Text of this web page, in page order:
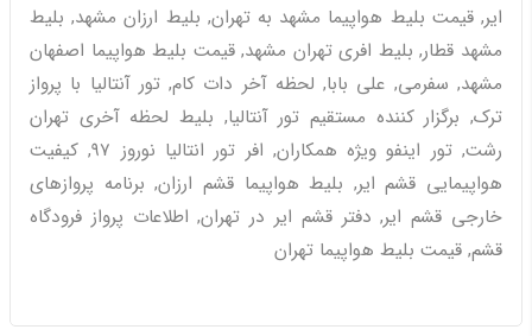
ایر, قیمت بلیط هواپیما مشهد به تهران, بلیط ارزان مشهد, بلیط
مشهد قطار, بلیط افری تهران مشهد, قیمت بلیط هواپیما اصفهان
مشهد, سفرمی, علی بابا, لحظه آخر دات کام, تور آنتالیا با پرواز
ترک, برگزار کننده مستقیم تور آنتالیا, بلیط لحظه آخری تهران
رشت, تور اینفو ویژه همکاران, افر تور انتالیا نوروز ٩٧, کیفیت
هواپیمایی قشم ایر, بلیط هواپیما قشم ارزان, برنامه پروازهای
خارجی قشم ایر, دفتر قشم ایر در تهران, اطلاعات پرواز فرودگاه
قشم, قیمت بلیط هواپیما تهران